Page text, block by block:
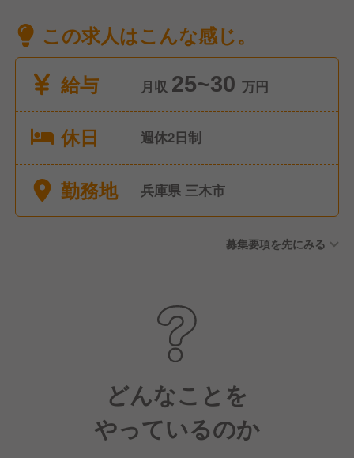
この求人はこんな感じ。
給与
月収 25~30 万円
休日 週休2日制
勤務地 兵庫県 三木市
募集要項を先にみる
どんなことを
やっているのか